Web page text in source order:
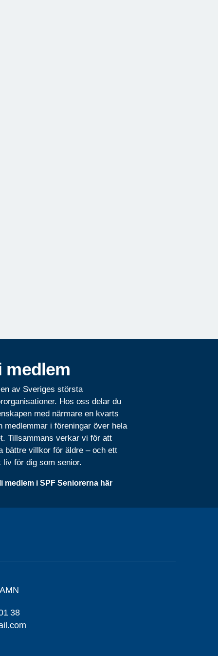
medlem
av Sveriges största
Hos oss delar du
med närmare en kvarts
medlemmar i föreningar över hela
Tillsammans verkar vi för att
bättre villkor för äldre – och ett
liv för dig som senior.
medlem i SPF Seniorerna här
38